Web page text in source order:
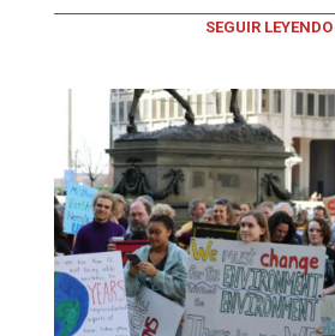
SEGUIR LEYENDO